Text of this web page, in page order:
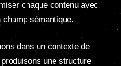
chaque contenu avec
sémantique.
dans un contexte de
une structure